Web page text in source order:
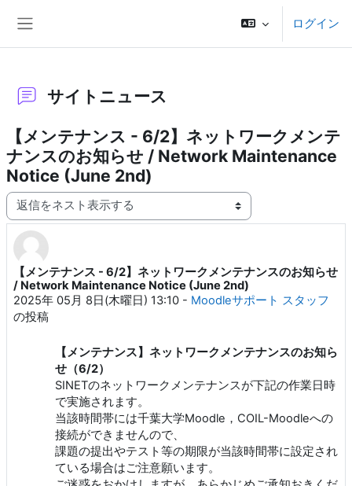
ログイン
サイトニュース
【メンテナンス - 6/2】ネットワークメンテ
ナンスのお知らせ / Network Maintenance
Notice (June 2nd)
表示モード
【メンテナンス - 6/2】ネットワークメンテナンスのお知らせ
/ Network Maintenance Notice (June 2nd)
2025年 05月 8日(木曜日) 13:10 - Moodleサポート スタッフ
の投稿
返信数: 0
【メンテナンス】ネットワークメンテナンスのお知ら
せ（6/2）
SINETのネットワークメンテナンスが下記の作業日時
で実施されます。
当該時間帯には千葉大学Moodle，COIL-Moodleへの
接続ができませんので、
課題の提出やテスト等の期限が当該時間帯に設定され
ている場合はご注意願います。